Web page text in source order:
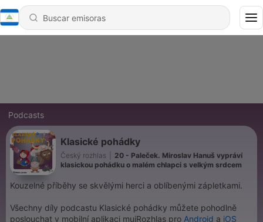
Podcasts
Klasické pohádky
Český rozhlas
20 - Paleček. Miroslav Hanuš vypráví
klasickou pohádku o malém chlapci s velkým srdcem
Kouzelné příběhy se skvělými herci a oblíbenými zápletkami.
Všechny díly podcastu Klasické pohádky můžete pohodlně
poslouchat v mobilní aplikaci mujRozhlas pro Android a iOS